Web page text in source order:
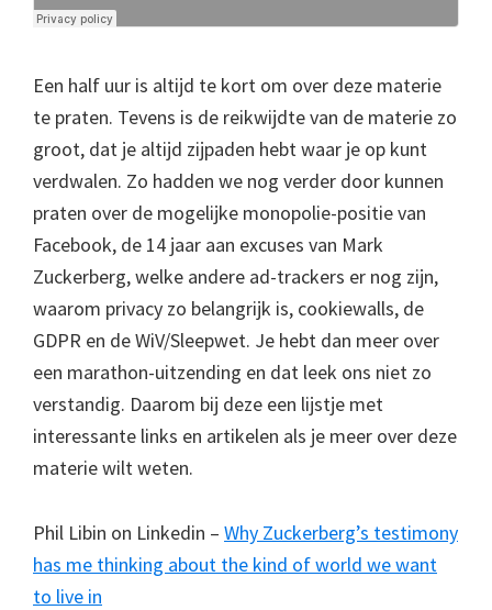
Een half uur is altijd te kort om over deze materie
te praten. Tevens is de reikwijdte van de materie zo
groot, dat je altijd zijpaden hebt waar je op kunt
verdwalen. Zo hadden we nog verder door kunnen
praten over de mogelijke monopolie-positie van
Facebook, de 14 jaar aan excuses van Mark
Zuckerberg, welke andere ad-trackers er nog zijn,
waarom privacy zo belangrijk is, cookiewalls, de
GDPR en de WiV/Sleepwet. Je hebt dan meer over
een marathon-uitzending en dat leek ons niet zo
verstandig. Daarom bij deze een lijstje met
interessante links en artikelen als je meer over deze
materie wilt weten.
Phil Libin on Linkedin – Why Zuckerberg’s testimony
has me thinking about the kind of world we want
to live in